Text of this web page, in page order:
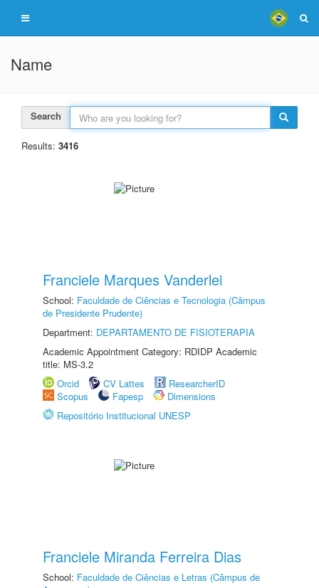
Name
Search
Results: 3416
Franciele Marques Vanderlei
School: Faculdade de Ciências e Tecnologia (Câmpus
de Presidente Prudente)
Department: DEPARTAMENTO DE FISIOTERAPIA
Academic Appointment Category: RDIDP Academic
title: MS-3.2
Orcid
CV Lattes
ResearcherID
Scopus
Fapesp
Dimensions
Repositório Institucional UNESP
Franciele Miranda Ferreira Dias
School: Faculdade de Ciências e Letras (Câmpus de